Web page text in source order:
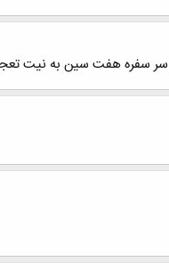
سر سفره هفت سین به نیت